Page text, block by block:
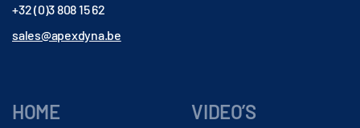
+32 (0)3 808 15 62
sales@apexdyna.be
HOME
VIDEO’S